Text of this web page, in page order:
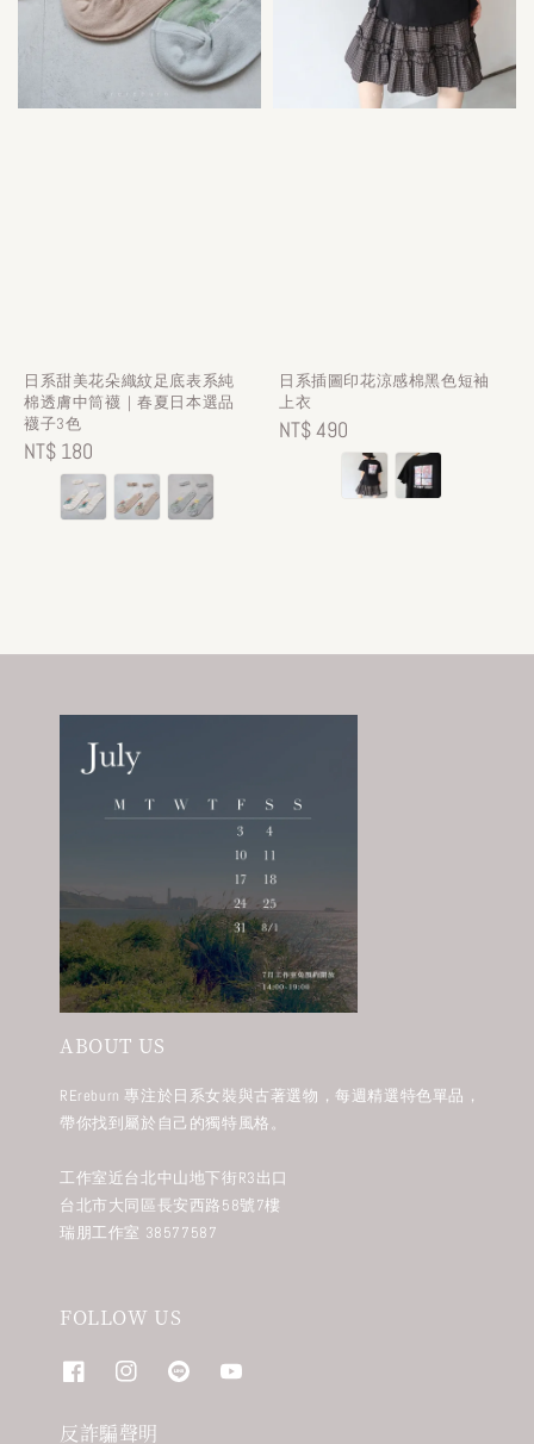
日系甜美花朵織紋足底表系純
棉透膚中筒襪｜春夏日本選品
襪子3色
Regular
price
NT$ 180
日系插圖印花涼感棉黑色短袖
上衣
Regular
NT$ 490
ABOUT US
REreburn 專注於日系女裝與古著選物，每週精選特色單品，
帶你找到屬於自己的獨特風格。
工作室近台北中山地下街R3出口
台北市大同區長安西路58號7樓
瑞朋工作室 38577587
FOLLOW US
反詐騙聲明